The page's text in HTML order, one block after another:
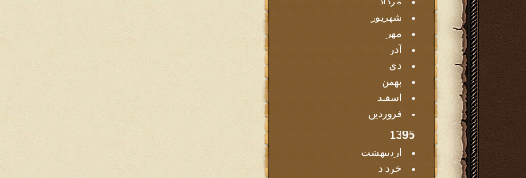
شهریور
مهر
آذر
دی
بهمن
اسفند
فروردین
1395
اردیبهشت
خرداد